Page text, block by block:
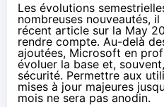
Les évolutions
nombreuses nouveautés, il
récent article sur la May
rendre compte. Au-delà
ajoutées, Microsoft en
évoluer la base et,
sécurité. Permettre aux
mises à jour majeures
mois ne sera pas anodin.